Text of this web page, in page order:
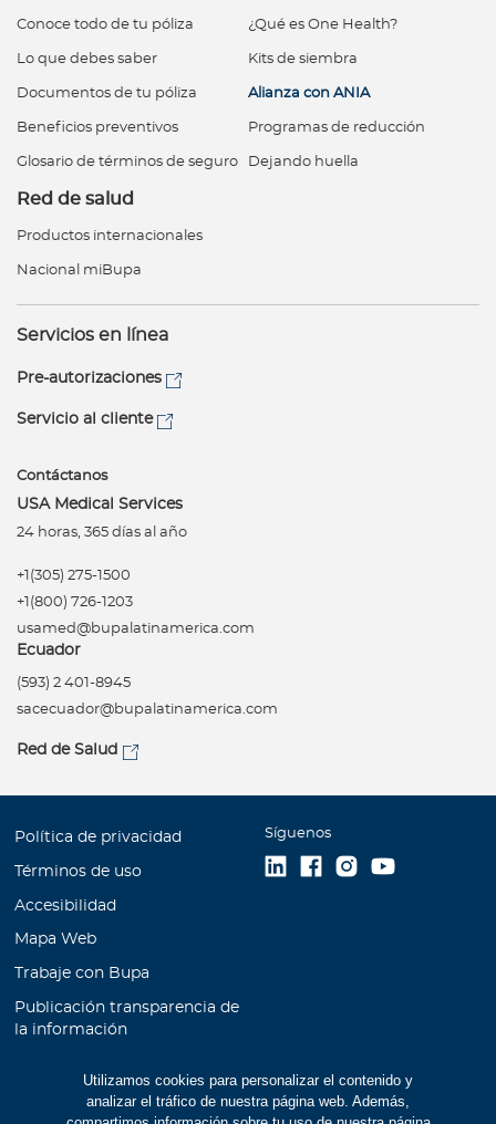
Utilizamos cookies para personalizar el contenido y
analizar el tráfico de nuestra página web. Además,
Conoce todo de tu póliza
Lo que debes saber
Documentos de tu póliza
Beneficios preventivos
Glosario de términos de seguro
¿Qué es One Health?
Kits de siembra
Alianza con ANIA
Programas de reducción
Dejando huella
Red de salud
Productos internacionales
Nacional miBupa
Servicios en línea
Pre-autorizaciones
Servicio al cliente
Contáctanos
USA Medical Services
24 horas, 365 días al año
+1(305) 275-1500
+1(800) 726-1203
usamed@bupalatinamerica.com
Ecuador
(593) 2 401-8945
sacecuador@bupalatinamerica.com
Red de Salud
Política de privacidad
Términos de uso
Accesibilidad
Mapa Web
Trabaje con Bupa
Publicación transparencia de
la información
Educación Financiera
Síguenos